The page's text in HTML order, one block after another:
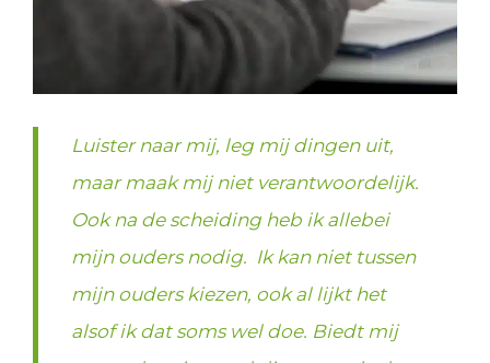
Luister naar mij, leg mij dingen uit,
maar maak mij niet verantwoordelijk.
Ook na de scheiding heb ik allebei
mijn ouders nodig. Ik kan niet tussen
mijn ouders kiezen, ook al lijkt het
alsof ik dat soms wel doe. Biedt mij